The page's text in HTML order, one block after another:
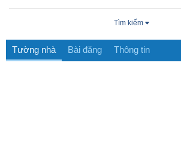
Tìm kiếm
Tường nhà Bài đăng Thông tin